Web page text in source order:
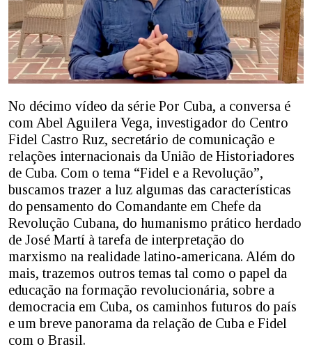
No décimo vídeo da série Por Cuba, a conversa é
com Abel Aguilera Vega, investigador do Centro
Fidel Castro Ruz, secretário de comunicação e
relações internacionais da União de Historiadores
de Cuba. Com o tema “Fidel e a Revolução”,
buscamos trazer a luz algumas das características
do pensamento do Comandante em Chefe da
Revolução Cubana, do humanismo prático herdado
de José Martí à tarefa de interpretação do
marxismo na realidade latino-americana. Além do
mais, trazemos outros temas tal como o papel da
educação na formação revolucionária, sobre a
democracia em Cuba, os caminhos futuros do país
e um breve panorama da relação de Cuba e Fidel
com o Brasil.